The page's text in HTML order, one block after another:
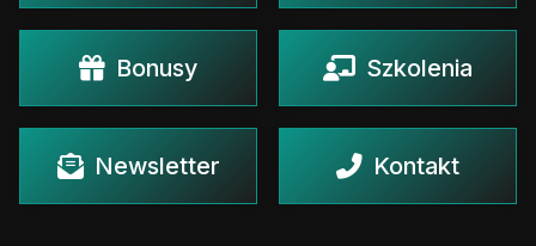
Bonusy Szkolenia
Newsletter Kontakt